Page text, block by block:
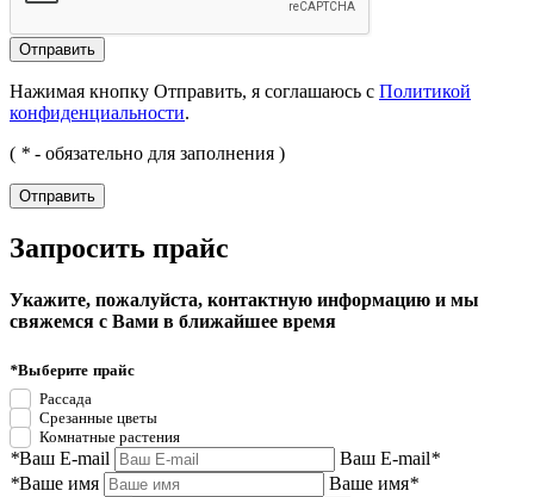
Нажимая кнопку Отправить, я соглашаюсь с Политикой
конфиденциальности.
( * - обязательно для заполнения )
Запросить прайс
Укажите, пожалуйста, контактную информацию и мы
свяжемся с Вами в ближайшее время
*Выберите прайс
Рассада
Срезанные цветы
Комнатные растения
*Ваш E-mail Ваш E-mail*
*Ваше имя Ваше имя*